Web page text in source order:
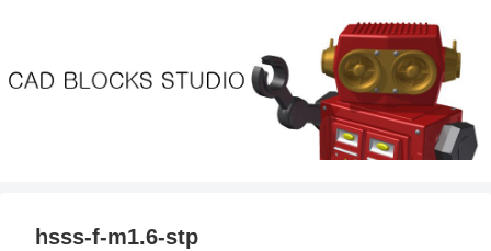
hsss-f-m1.6-stp